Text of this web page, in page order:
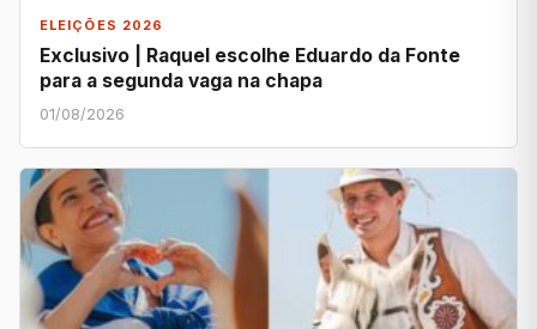
ELEIÇÕES 2026
Exclusivo | Raquel escolhe Eduardo da Fonte
para a segunda vaga na chapa
01/08/2026